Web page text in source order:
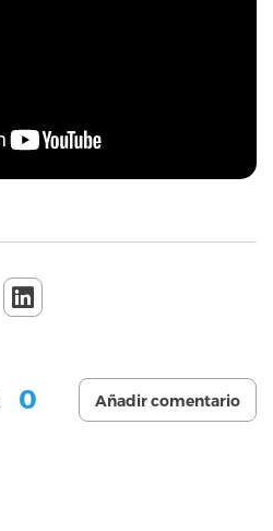
0 Añadir comentario